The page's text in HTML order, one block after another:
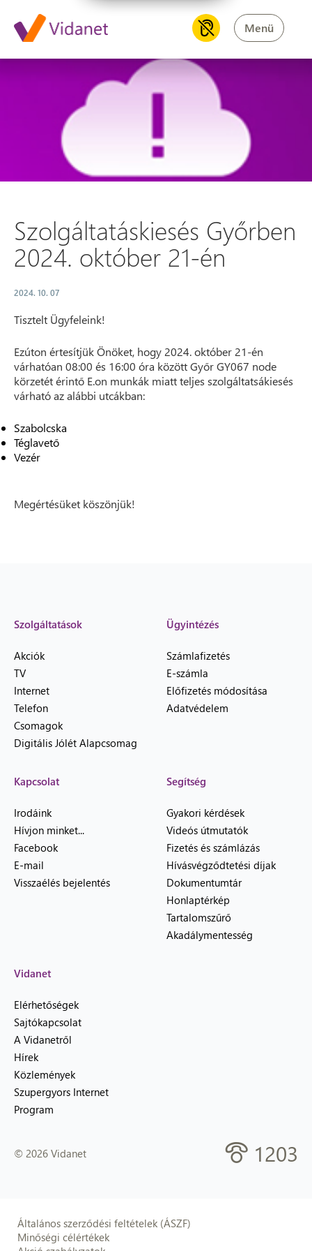
Menü
Szolgáltatáskiesés Győrben
Szolgáltatáskiesés Győrben
2024. október 21-én
2024. 10. 07
Tisztelt Ügyfeleink!
Ezúton értesítjük Önöket, hogy 2024. október 21-én
várhatóan 08:00 és 16:00 óra között Győr GY067 node
körzetét érintő E.on munkák miatt teljes szolgáltatsákiesés
várható az alábbi utcákban:
Szabolcska
Téglavető
Vezér
Megértésüket köszönjük!
Szolgáltatások
Akciók
TV
Internet
Telefon
Csomagok
Digitális Jólét Alapcsomag
Ügyintézés
Számlafizetés
E-számla
Előfizetés módosítása
Adatvédelem
Kapcsolat
Irodáink
Hívjon minket...
Facebook
E-mail
Visszaélés bejelentés
Segítség
Gyakori kérdések
Videós útmutatók
Fizetés és számlázás
Hívásvégződtetési díjak
Dokumentumtár
Honlaptérkép
Tartalomszűrő
Akadálymentesség
Vidanet
Elérhetőségek
Sajtókapcsolat
A Vidanetről
Hírek
Közlemények
Szupergyors Internet
Program
© 2026 Vidanet 1203
Általános szerződési feltételek (ÁSZF)
Minőségi célértékek